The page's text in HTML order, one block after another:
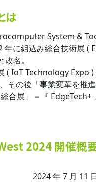
は
System &
年に組込み総合技術展 (
名。
( IoT Technology Expo
その後「事業変革を推
合展」＝『 EdgeTech+
2024 開催概
2024 年 7 月 11